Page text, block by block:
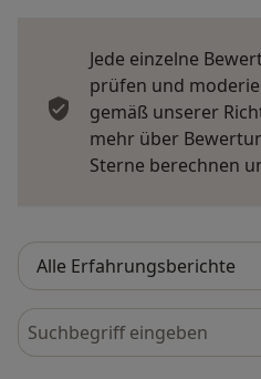
Jede einzelne
prüfen und
gemäß unserer
mehr über
Sterne berechnen
Bewertungen durchsuchen